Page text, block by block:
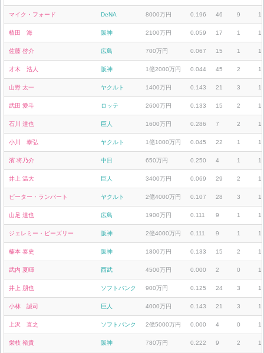
マイク・フォード DeNA 8000万円 0.196 46 9 1
植田 海 阪神 2100万円 0.059 17 1 1
佐藤 啓介 広島 700万円 0.067 15 1 1
才木 浩人 阪神 1億2000万円 0.044 45 2 1
山野 太一 ヤクルト 1400万円 0.143 21 3 1
武田 愛斗 ロッテ 2600万円 0.133 15 2 1
石川 達也 巨人 1600万円 0.286 7 2 1
小川 泰弘 ヤクルト 1億1000万円 0.045 22 1 1
濱 将乃介 中日 650万円 0.250 4 1 1
井上 温大 巨人 3400万円 0.069 29 2 1
ピーター・ランバート ヤクルト 2億4000万円 0.107 28 3 1
山足 達也 広島 1900万円 0.111 9 1 1
ジェレミー・ビーズリー 阪神 2億4000万円 0.111 9 1 1
楠本 泰史 阪神 1800万円 0.133 15 2 1
武内 夏暉 西武 4500万円 0.000 2 0 1
井上 朋也 ソフトバンク 900万円 0.125 24 3 1
小林 誠司 巨人 4000万円 0.143 21 3 1
上沢 直之 ソフトバンク 2億5000万円 0.000 4 0 1
栄枝 裕貴 阪神 780万円 0.222 9 2 1